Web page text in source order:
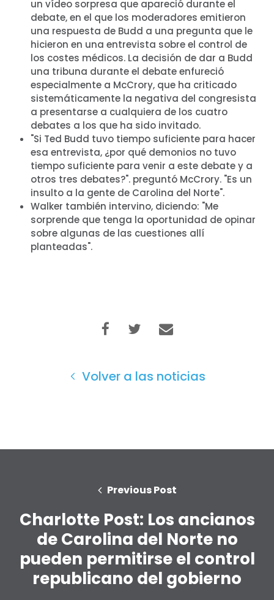
Inicio
Shop
Take Back the Courts
Trabaja con nosotros
Pulse
Su fiesta
Acción
un vídeo sorpresa que apareció durante el
debate, en el que los moderadores emitieron
una respuesta de Budd a una pregunta que le
hicieron en una entrevista sobre el control de
los costes médicos. La decisión de dar a Budd
una tribuna durante el debate enfureció
especialmente a McCrory, que ha criticado
sistemáticamente la negativa del congresista
a presentarse a cualquiera de los cuatro
debates a los que ha sido invitado.
"Si Ted Budd tuvo tiempo suficiente para hacer
esa entrevista, ¿por qué demonios no tuvo
tiempo suficiente para venir a este debate y a
otros tres debates?". preguntó McCrory. "Es un
insulto a la gente de Carolina del Norte".
Walker también intervino, diciendo: "Me
sorprende que tenga la oportunidad de opinar
sobre algunas de las cuestiones allí
planteadas".
Volver a las noticias
Previous Post
Charlotte Post: Los ancianos
de Carolina del Norte no
pueden permitirse el control
republicano del gobierno